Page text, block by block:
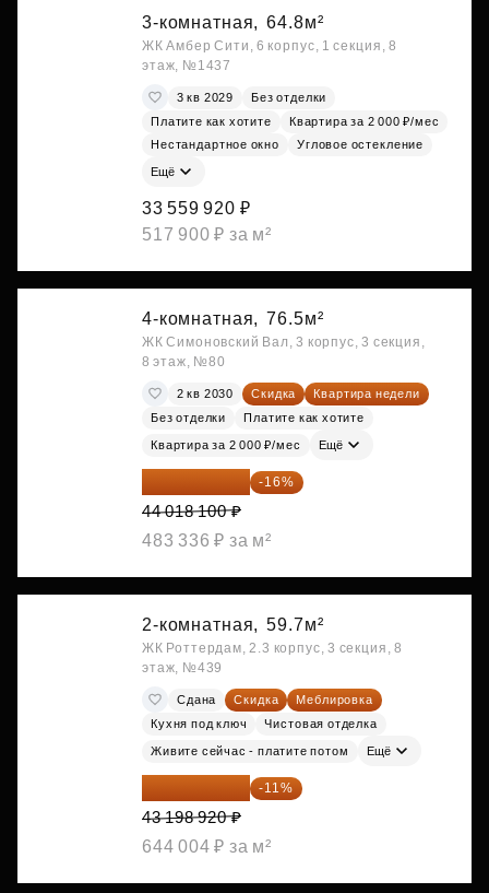
3-комнатная, 64.8м²
ЖК Амбер Сити, 6 корпус, 1 секция, 8
этаж, №1437
3 кв 2029
Без отделки
Платите как хотите
Квартира за 2 000 ₽/мес
Нестандартное окно
Угловое остекление
Ещё
33 559 920 ₽
517 900 ₽ за м²
4-комнатная, 76.5м²
ЖК Симоновский Вал, 3 корпус, 3 секция,
8 этаж, №80
2 кв 2030 Скидка
Квартира недели
Без отделки
Платите как хотите
Квартира за 2 000 ₽/мес Ещё
36 975 204 ₽ -16%
44 018 100 ₽
483 336 ₽ за м²
2-комнатная, 59.7м²
ЖК Роттердам, 2.3 корпус, 3 секция, 8
этаж, №439
Сдана Скидка
Меблировка
Кухня под ключ
Чистовая отделка
Живите сейчас - платите потом Ещё
38 447 039 ₽ -11%
43 198 920 ₽
644 004 ₽ за м²